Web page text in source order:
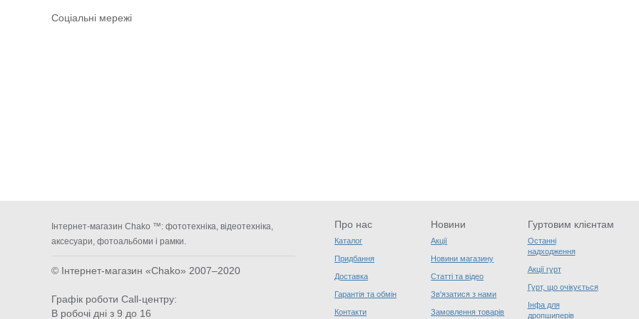
Соціальні мережі
Інтернет-магазин Chako ™: фототехніка, відеотехніка,
аксесуари, фотоальбоми і рамки.
© Інтернет-магазин «Chako» 2007–2020
Графік роботи Call-центру:
В робочі дні з 9 до 16
Про нас
Каталог
Придбання
Доставка
Гарантія та обмін
Контакти
Новини
Акції
Новини магазину
Статті та відео
Зв'язатися з нами
Замовлення товарів
Гуртовим клієнтам
Останні
надходження
Акції гурт
Гурт, що очікується
Інфа для
дропшиперів